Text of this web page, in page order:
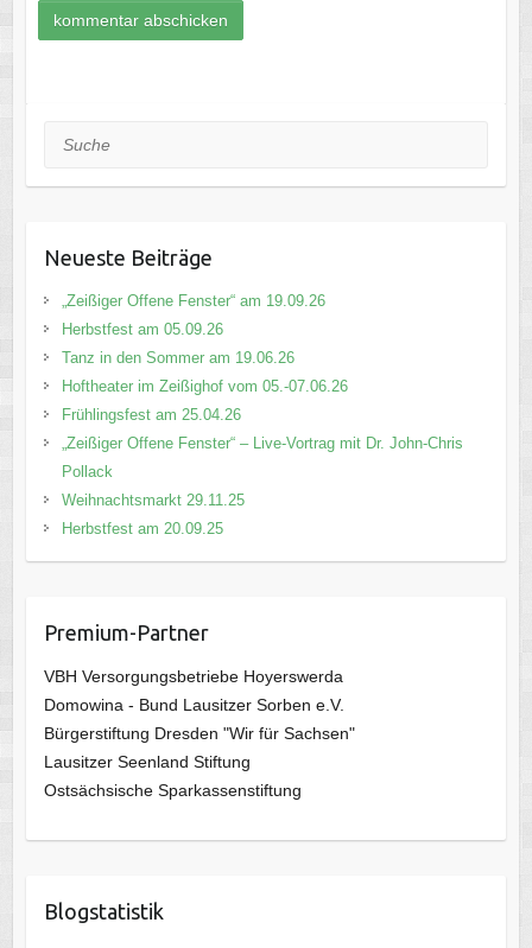
Suche
Neueste Beiträge
„Zeißiger Offene Fenster“ am 19.09.26
Herbstfest am 05.09.26
Tanz in den Sommer am 19.06.26
Hoftheater im Zeißighof vom 05.-07.06.26
Frühlingsfest am 25.04.26
„Zeißiger Offene Fenster“ – Live-Vortrag mit Dr. John-Chris
Pollack
Weihnachtsmarkt 29.11.25
Herbstfest am 20.09.25
Premium-Partner
VBH Versorgungsbetriebe Hoyerswerda
Domowina - Bund Lausitzer Sorben e.V.
Bürgerstiftung Dresden "Wir für Sachsen"
Lausitzer Seenland Stiftung
Ostsächsische Sparkassenstiftung
Blogstatistik